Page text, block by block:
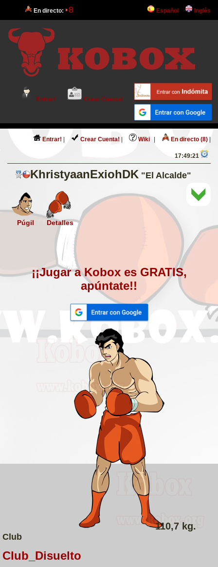
En directo: 8 Español Inglés
Entrar! Crear Cuenta!
Entrar! Crear Cuenta! Wiki En directo (8)
17:49:21
KhristyaanExiohDK "El Alcalde"
Púgil Detalles
¡¡Jugar a Kobox es GRATIS,
apúntate!!
110,7 kg.
Club
Club_Disuelto